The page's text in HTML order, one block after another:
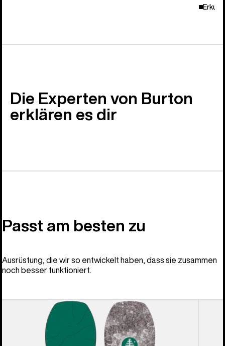
Die Experten von Burton
erklären es dir
Passt am besten zu
Ausrüstung, die wir so entwickelt haben, dass sie zusammen
noch besser funktioniert.